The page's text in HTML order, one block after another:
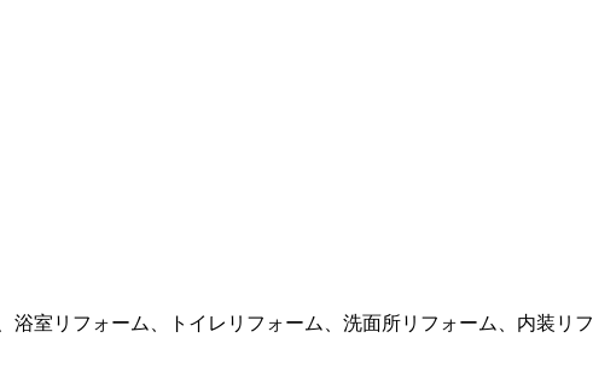
室リフォーム、トイレリフォーム、洗面所リフォーム、内装リ